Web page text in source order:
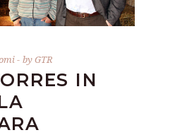
byGTR
IN